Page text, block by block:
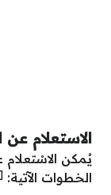
الاستعلام عن
يُمكن الاسْتعلام
الخطوات الآتية: [1]